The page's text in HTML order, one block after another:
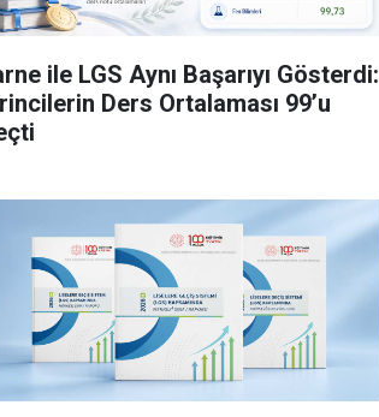
ile LGS Aynı Başarıyı Gösterdi:
Ders Ortalaması 99’u